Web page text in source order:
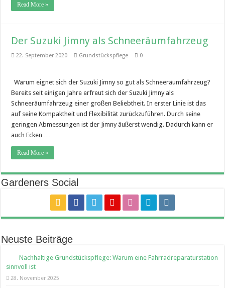
Read More »
Der Suzuki Jimny als Schneeräumfahrzeug
22. September 2020 Grundstückspflege 0
Warum eignet sich der Suzuki Jimny so gut als Schneeräumfahrzeug?
Bereits seit einigen Jahre erfreut sich der Suzuki Jimny als
Schneeräumfahrzeug einer großen Beliebtheit. In erster Linie ist das
auf seine Kompaktheit und Flexibilität zurückzuführen. Durch seine
geringen Abmessungen ist der Jimny äußerst wendig. Dadurch kann er
auch Ecken …
Read More »
Gardeners Social
Neuste Beiträge
Nachhaltige Grundstückspflege: Warum eine Fahrradreparaturstation
sinnvoll ist
28. November 2025